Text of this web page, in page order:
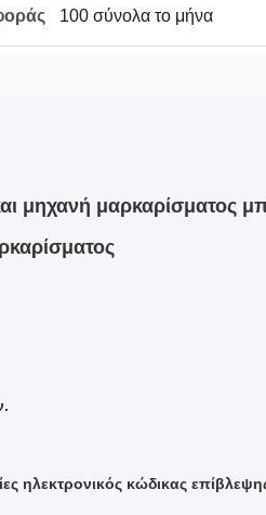
100 σύνολα το μήνα
μηχανή μαρκαρίσματος
ηλεκτρονικός κώδικας